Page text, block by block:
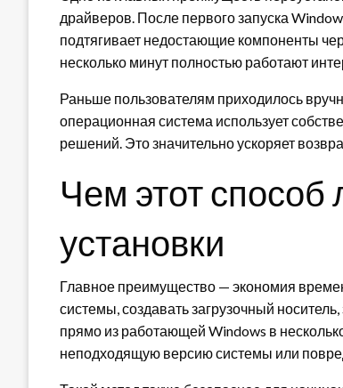
драйверов. После первого запуска
подтягивает недостающие компоненты
несколько минут полностью работают
Раньше пользователям приходилось
операционная система использует
решений. Это значительно ускоряет
Чем этот способ
установки
Главное преимущество — экономия
системы, создавать загрузочный
прямо из работающей Windows в
неподходящую версию системы или